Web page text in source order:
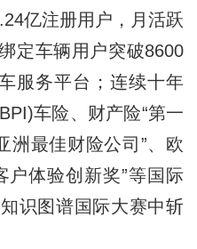
亿注册用户，月活跃
定车辆用户突破8600
服务平台；连续十年
车险、财产险“第一
洲最佳财险公司”、欧
户体验创新奖”等国际
识图谱国际大赛中斩